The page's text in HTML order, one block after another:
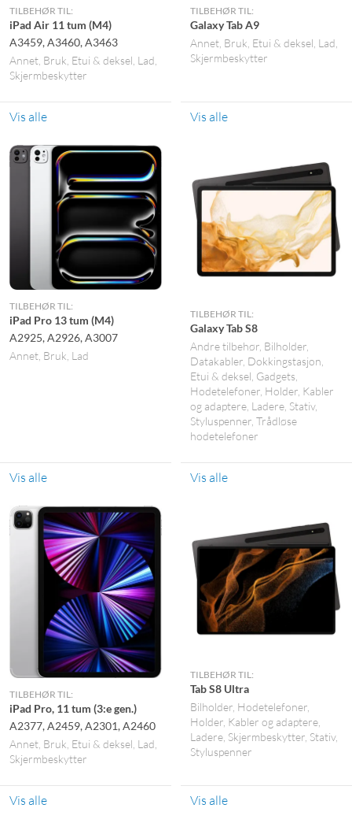
TILBEHØR TIL:
iPad Air 11 tum (M4)
A3459, A3460, A3463
Annet Bruk Etui & deksel Lad
Skjermbeskytter
Vis alle
TILBEHØR TIL:
Galaxy Tab A9
Annet Bruk Etui & deksel Lad
Skjermbeskytter
Vis alle
TILBEHØR TIL:
iPad Pro 13 tum (M4)
A2925, A2926, A3007
Annet Bruk Lad
Vis alle
TILBEHØR TIL:
Galaxy Tab S8
Andre tilbehør Bilholder
Datakabler Dokkingstasjon
Etui & deksel Gadgets
Hodetelefoner Holder Kabler
og adaptere Ladere Stativ
Styluspenner Trådløse
hodetelefoner
Vis alle
TILBEHØR TIL:
iPad Pro, 11 tum (3:e gen.)
A2377, A2459, A2301, A2460
Annet Bruk Etui & deksel Lad
Skjermbeskytter
Vis alle
TILBEHØR TIL:
Tab S8 Ultra
Bilholder Hodetelefoner
Holder Kabler og adaptere
Ladere Skjermbeskytter Stativ
Styluspenner
Vis alle